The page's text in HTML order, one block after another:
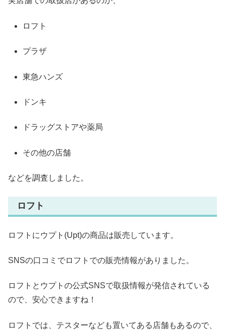
ロフト
プラザ
東急ハンズ
ドンキ
ドラッグストアや薬局
その他の店舗
などを調査しました。
ロフト
ロフトにウプト(Upt)の商品は販売しています。
SNSの口コミでロフトでの販売情報がありました。
ロフトとウプトの公式SNSで取扱情報が発信されている
ので、安心できますね！
ロフトでは、テスターなども置いてある店舗もあるので、